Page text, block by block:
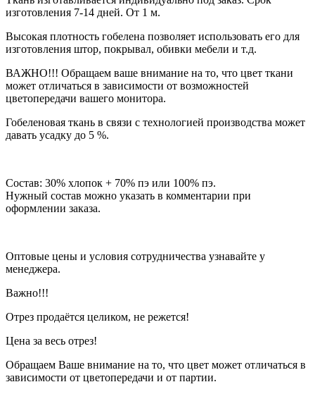
изготовления 7-14 дней. От 1 м.
Высокая плотность гобелена позволяет использовать его для
изготовления штор, покрывал, обивки мебели и т.д.
ВАЖНО!!! Обращаем ваше внимание на то, что цвет ткани
может отличаться в зависимости от возможностей
цветопередачи вашего монитора.
Гобеленовая ткань в связи с технологией производства может
давать усадку до 5 %.
Состав: 30% хлопок + 70% пэ или 100% пэ.
Нужный состав можно указать в комментарии при
оформлении заказа.
Оптовые цены и условия сотрудничества узнавайте у
менеджера.
Важно!!!
Отрез продаётся целиком, не режется!
Цена за весь отрез!
Обращаем Ваше внимание на то, что цвет может отличаться в
зависимости от цветопередачи и от партии.